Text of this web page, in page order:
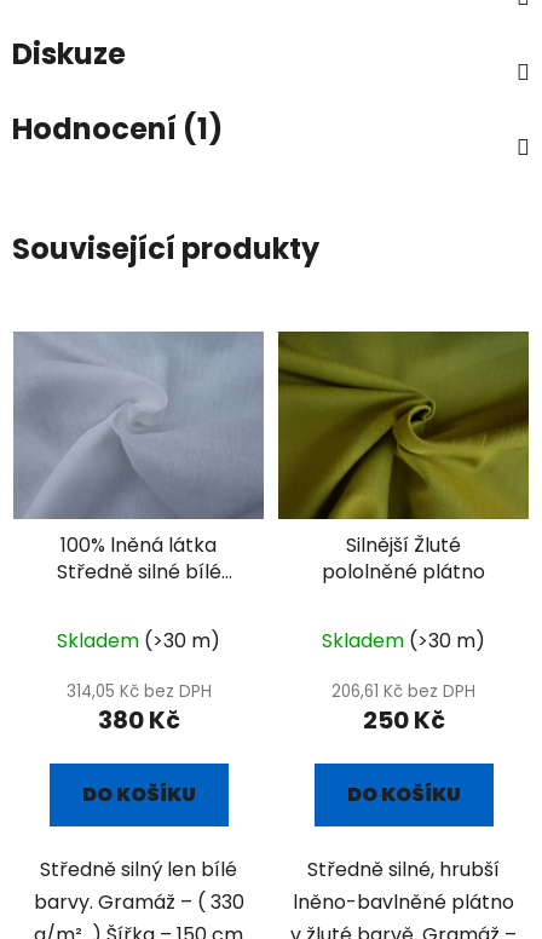
Diskuze
Hodnocení (1)
Související produkty
100% lněná látka
Středně silné bílé
Skladem (>30 m)
314,05 Kč bez DPH
380 Kč
DO KOŠÍKU
Středně silný len bílé
barvy. Gramáž – ( 330
Silnější Žluté
pololněné plátno
Skladem (>30 m)
206,61 Kč bez DPH
250 Kč
DO KOŠÍKU
Středně silné, hrubší
lněno-bavlněné plátno